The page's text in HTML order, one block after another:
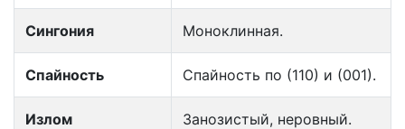
Сингония Моноклинная.
Спайность Спайность по (110) и (001).
Излом Занозистый, неровный.